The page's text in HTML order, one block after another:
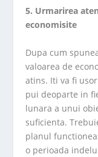
5. Urmarirea
economisite
Dupa cum
valoarea de
atins. Iti va fi
pui deoparte in
lunara a unui
suficienta.
planul
o perioada